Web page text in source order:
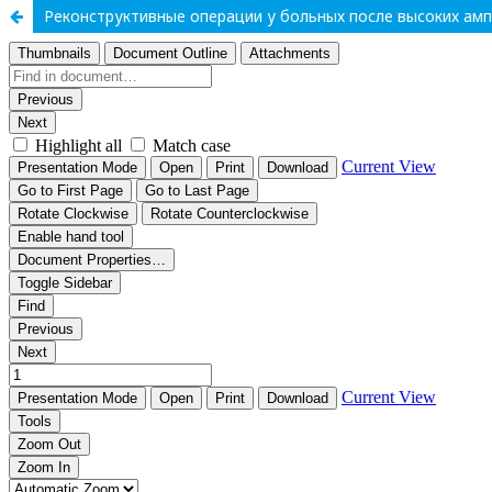
Реконструктивные операции у больных после высоких